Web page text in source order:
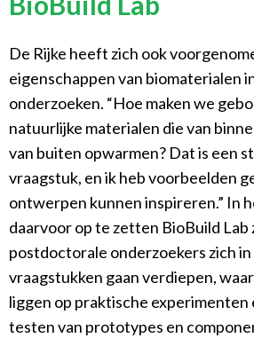
De Rijke heeft zich ook
eigenschappen van biomaterialen
onderzoeken. “Hoe maken we
natuurlijke materialen die van
van buiten opwarmen? Dat is een
vraagstuk, en ik heb voorbeelden
ontwerpen kunnen inspireren.” In
daarvoor op te zetten BioBuild
postdoctorale onderzoekers zich
vraagstukken gaan verdiepen,
liggen op praktische experimenten
testen van prototypes en